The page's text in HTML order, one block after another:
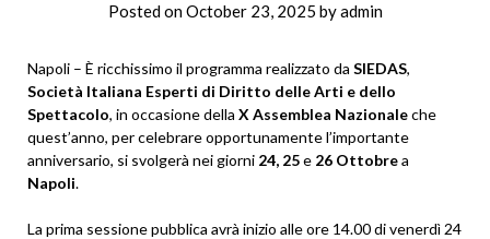
Posted onOctober 23, 2025 byadmin
Napoli – È ricchissimo il programma realizzato da SIEDAS,
Società Italiana Esperti di Diritto delle Arti e dello
Spettacolo, in occasione della X Assemblea Nazionaleche
quest’anno, per celebrare opportunamente l’importante
anniversario, si svolgerà nei giorni 24, 25e 26 Ottobrea
Napoli.
La prima sessione pubblica avrà inizio alle ore 14.00 di venerdì 24